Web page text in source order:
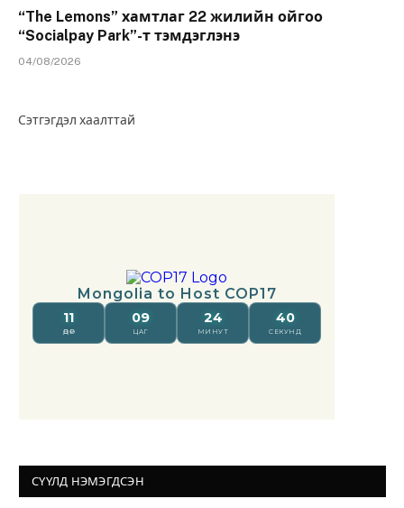
“The Lemons” хамтлаг 22 жилийн ойгоо
“Socialpay Park”-т тэмдэглэнэ
04/08/2026
Сэтгэгдэл хаалттай
СҮҮЛД НЭМЭГДСЭН